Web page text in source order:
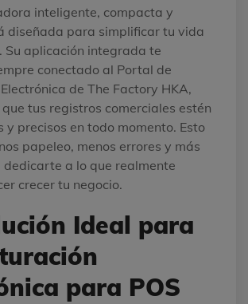
inteligente, compacta y
diseñada para simplificar tu vida
Su aplicación integrada te
conectado al Portal de
de The Factory HKA,
tus registros comerciales estén
y precisos en todo momento. Esto
papeleo, menos errores y más
a lo que realmente
crecer tu negocio.
Ideal para
para POS